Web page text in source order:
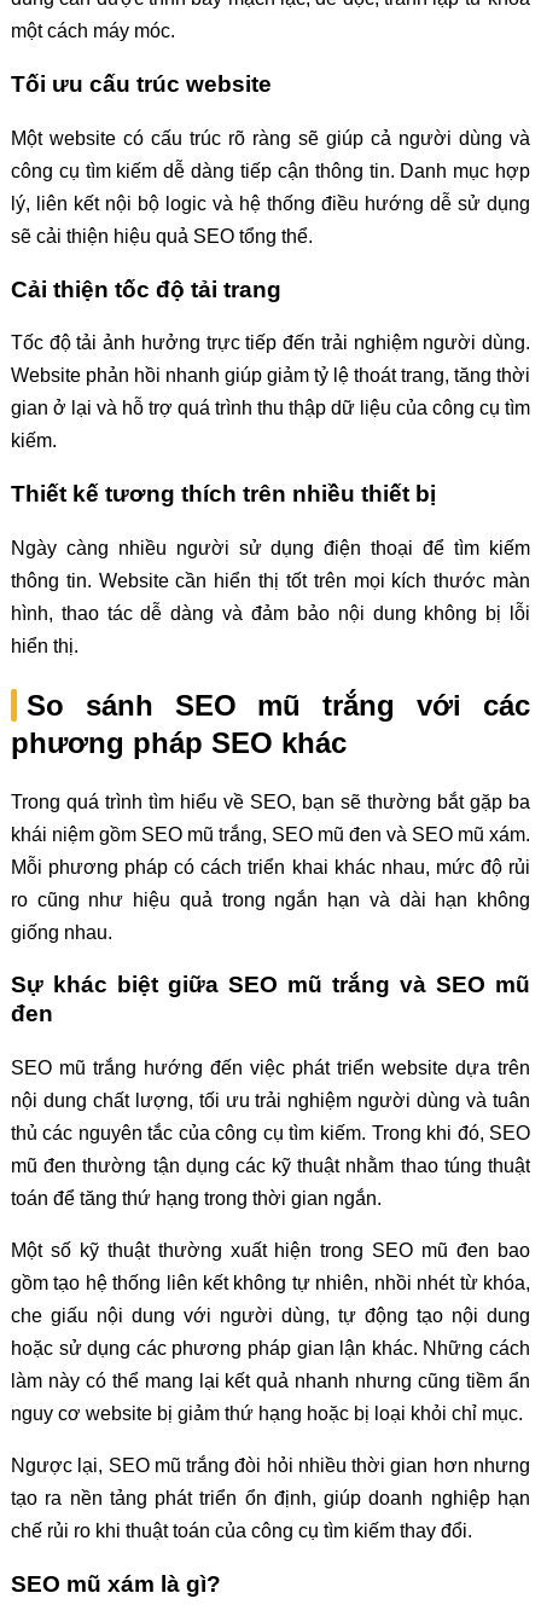
một cách máy móc.
Tối ưu cấu trúc website
Một website có cấu trúc rõ ràng sẽ giúp cả người dùng và
công cụ tìm kiếm dễ dàng tiếp cận thông tin. Danh mục hợp
lý, liên kết nội bộ logic và hệ thống điều hướng dễ sử dụng
sẽ cải thiện hiệu quả SEO tổng thể.
Cải thiện tốc độ tải trang
Tốc độ tải ảnh hưởng trực tiếp đến trải nghiệm người dùng.
Website phản hồi nhanh giúp giảm tỷ lệ thoát trang, tăng thời
gian ở lại và hỗ trợ quá trình thu thập dữ liệu của công cụ tìm
kiếm.
Thiết kế tương thích trên nhiều thiết bị
Ngày càng nhiều người sử dụng điện thoại để tìm kiếm
thông tin. Website cần hiển thị tốt trên mọi kích thước màn
hình, thao tác dễ dàng và đảm bảo nội dung không bị lỗi
hiển thị.
So sánh SEO mũ trắng với các
phương pháp SEO khác
Trong quá trình tìm hiểu về SEO, bạn sẽ thường bắt gặp ba
khái niệm gồm SEO mũ trắng, SEO mũ đen và SEO mũ xám.
Mỗi phương pháp có cách triển khai khác nhau, mức độ rủi
ro cũng như hiệu quả trong ngắn hạn và dài hạn không
giống nhau.
Sự khác biệt giữa SEO mũ trắng và SEO mũ
đen
SEO mũ trắng hướng đến việc phát triển website dựa trên
nội dung chất lượng, tối ưu trải nghiệm người dùng và tuân
thủ các nguyên tắc của công cụ tìm kiếm. Trong khi đó, SEO
mũ đen thường tận dụng các kỹ thuật nhằm thao túng thuật
toán để tăng thứ hạng trong thời gian ngắn.
Một số kỹ thuật thường xuất hiện trong SEO mũ đen bao
gồm tạo hệ thống liên kết không tự nhiên, nhồi nhét từ khóa,
che giấu nội dung với người dùng, tự động tạo nội dung
hoặc sử dụng các phương pháp gian lận khác. Những cách
làm này có thể mang lại kết quả nhanh nhưng cũng tiềm ẩn
nguy cơ website bị giảm thứ hạng hoặc bị loại khỏi chỉ mục.
Ngược lại, SEO mũ trắng đòi hỏi nhiều thời gian hơn nhưng
tạo ra nền tảng phát triển ổn định, giúp doanh nghiệp hạn
chế rủi ro khi thuật toán của công cụ tìm kiếm thay đổi.
SEO mũ xám là gì?